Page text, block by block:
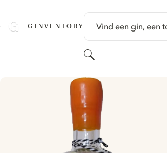
GINVENTORY Vind een gin, een
Zoeken